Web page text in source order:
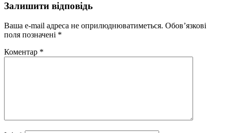
Залишити відповідь
Ваша e-mail адреса не оприлюднюватиметься. Обов’язкові
поля позначені *
Коментар *